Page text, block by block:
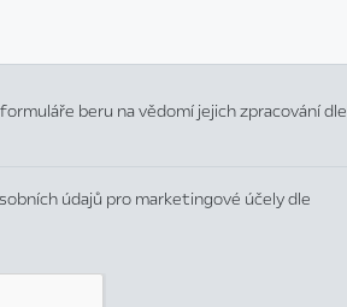
beru na vědomí jejich zpracování dle
údajů pro marketingové účely dle